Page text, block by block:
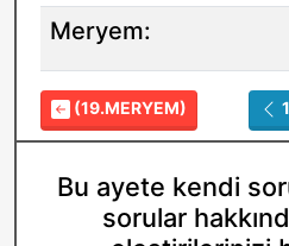
Meryem:
(19.MERYEM)
Bu ayete kendi
sorular